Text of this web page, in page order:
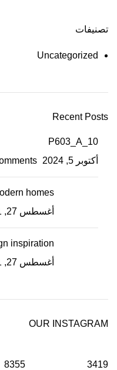
تصنيفات
Uncategorized
Recent Posts
P603_A_10
أكتوبر 5, 2024
homes
أغسطس 27, 2021
inspiration
أغسطس 27, 2021
OUR INSTAGRAM
3419
8355